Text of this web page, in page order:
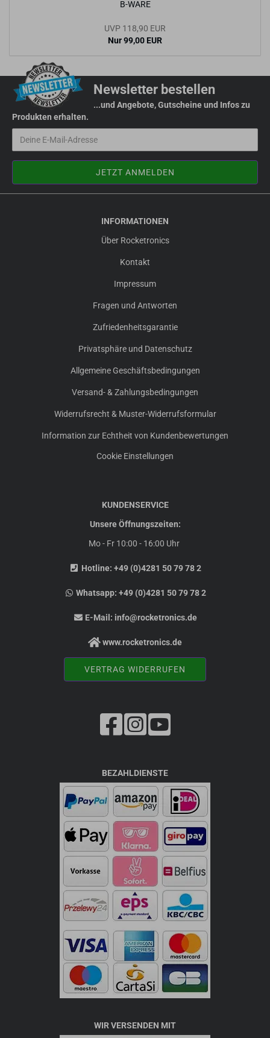
B-​WARE
UVP 118,90 EUR
Nur 99,00 EUR
Newsletter bestellen
...und Angebote, Gutscheine und Infos zu
Produkten erhalten.
INFORMATIONEN
Über Rocketronics
Kontakt
Impressum
Fragen und Antworten
Zufriedenheitsgarantie
Privatsphäre und Datenschutz
Allgemeine Geschäftsbedingungen
Versand- & Zahlungsbedingungen
Widerrufsrecht & Muster-Widerrufsformular
Information zur Echtheit von Kundenbewertungen
Cookie Einstellungen
KUNDENSERVICE
Unsere Öffnungszeiten:
Mo - Fr 10:00 - 16:00 Uhr
Hotline: +49 (0)4281 50 79 78 2
Whatsapp:+49 (0)4281 50 79 78 2
E-Mail: info@rocketronics.de
www.rocketronics.de
VERTRAG WIDERRUFEN
BEZAHLDIENSTE
WIR VERSENDEN MIT